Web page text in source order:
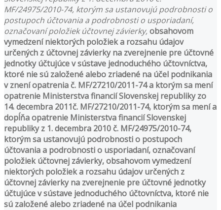
MF/24975/2010-74, ktorým sa ustanovujú podrobnosti o
postupoch účtovania a podrobnosti o usporiadaní,
označovaní položiek účtovnej závierky,obsahovom
vymedzení niektorých položiek a rozsahu údajov
určených z účtovnej závierky na zverejnenie pre účtovné
jednotky účtujúce v sústave jednoduchého účtovníctva,
ktoré nie sú založené alebo zriadené na účel podnikania
v znení opatrenia č. MF/27210/2011-74 a ktorým sa mení
opatrenie Ministerstva financií Slovenskej republiky zo
14. decembra 2011č. MF/27210/2011-74, ktorým sa mení a
dopĺňa opatrenie Ministerstva financií Slovenskej
republiky z 1. decembra 2010 č. MF/24975/2010-74,
ktorým sa ustanovujú podrobnosti o postupoch
účtovania a podrobnosti o usporiadaní, označovaní
položiek účtovnej závierky, obsahovom vymedzení
niektorých položiek a rozsahu údajov určených z
účtovnej závierky na zverejnenie pre účtovné jednotky
účtujúce v sústave jednoduchého účtovníctva, ktoré nie
sú založené alebo zriadené na účel podnikania